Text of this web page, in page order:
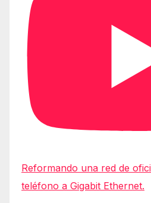
Reformando una red de
teléfono a Gigabit Ethernet.